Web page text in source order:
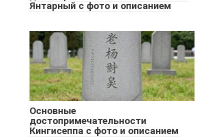
Янтарный с фото и описанием
Основные
достопримечательности
Кингисеппа с фото и описанием